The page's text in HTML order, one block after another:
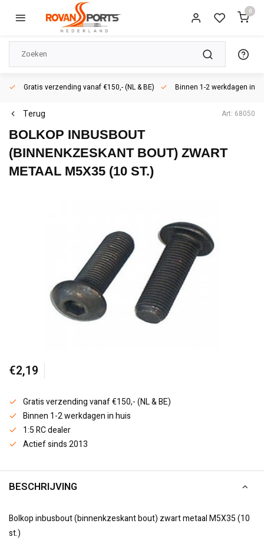
0
Gratis verzending vanaf €150,- (NL & BE) Binnen 1-2 werkdagen in
Terug Art: 68050
BOLKOP INBUSBOUT
(BINNENKZESKANT BOUT) ZWART
METAAL M5X35 (10 ST.)
€2,19
Gratis verzending vanaf €150,- (NL & BE)
Binnen 1-2 werkdagen in huis
1:5 RC dealer
Actief sinds 2013
BESCHRIJVING
Bolkop inbusbout (binnenkzeskant bout) zwart metaal M5X35 (10
st.)